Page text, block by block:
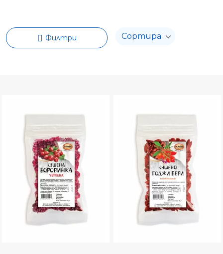
Филтри